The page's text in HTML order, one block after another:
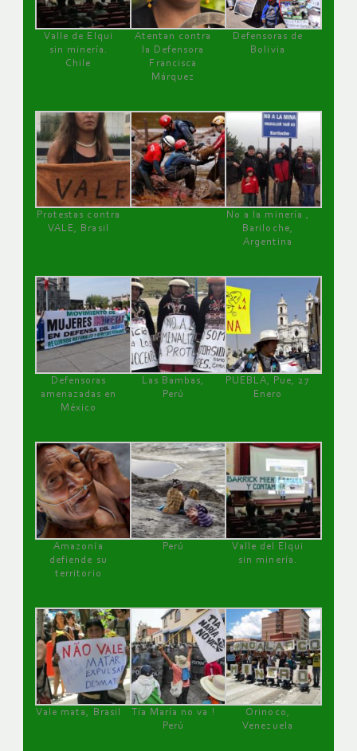
Valle de Elqui
sin minería.
Chile
Atentan contra
la Defensora
Francisca
Márquez
Defensoras de
Bolivia
Protestas contra
VALE, Brasil
No a la minería ,
Bariloche,
Argentina
Defensoras
amenazadas en
México
Las Bambas,
Perú
PUEBLA, Pue, 27
Enero
Amazonía
defiende su
territorio
Perú
Valle del Elqui
sin minería.
Vale mata, Brasil
Tía María no va !
Perú
Orinoco,
Venezuela